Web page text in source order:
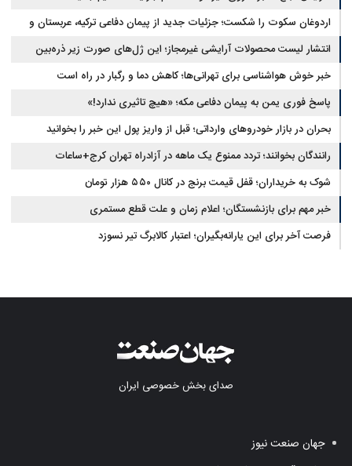
اردوغان سکوت را شکست؛ جزئیات جدید از پیمان دفاعی ترکیه، عربستان و
پاکستان
انتشار لیست محصولات آرایشی غیرمجاز؛ این ژل‌های صورت زیر ذره‌بین
خبر خوش هواشناسی برای تهرانی‌ها؛ کاهش دما و رگبار در راه است
پاسخ فوری یمن به پیمان دفاعی مکه؛ «هیچ تاثیری ندارد!»
بحران در بازار خودروهای وارداتی؛ قبل از واریز پول این خبر را بخوانید
رانندگان بخوانند؛ تردد ممنوع یک ماهه در آزادراه تهران کرج+ساعات
شوک به خریداران؛ قفل قیمت برنج در کانال ۵۵۰ هزار تومان
خبر مهم برای بازنشستگان؛ اعلام زمان و علت قطع مستمری
فرصت آخر برای این یارانه‌بگیران؛ اعتبار کالابرگ تیر نسوزد
صدای بخش خصوصی ایران
جهان صنعت نیوز